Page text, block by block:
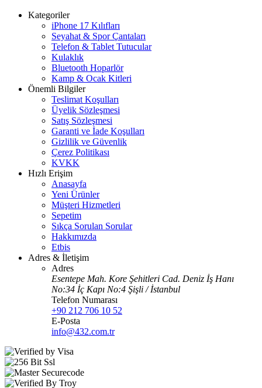
Kategoriler
iPhone 17 Kılıfları
Seyahat & Spor Çantaları
Telefon & Tablet Tutucular
Kulaklık
Bluetooth Hoparlör
Kamp & Ocak Kitleri
Önemli Bilgiler
Teslimat Koşulları
Üyelik Sözleşmesi
Satış Sözleşmesi
Garanti ve İade Koşulları
Gizlilik ve Güvenlik
Çerez Politikası
KVKK
Hızlı Erişim
Anasayfa
Yeni Ürünler
Müşteri Hizmetleri
Sepetim
Sıkça Sorulan Sorular
Hakkımızda
Etbis
Adres & İletişim
Adres
Esentepe Mah. Kore Şehitleri Cad. Deniz İş Hanı
No:34 İç Kapı No:4 Şişli / İstanbul
Telefon Numarası
+90 212 706 10 52
E-Posta
info@432.com.tr